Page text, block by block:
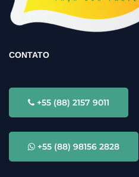
CONTATO
+55 (88) 2157 9011
+55 (88) 98156 2828